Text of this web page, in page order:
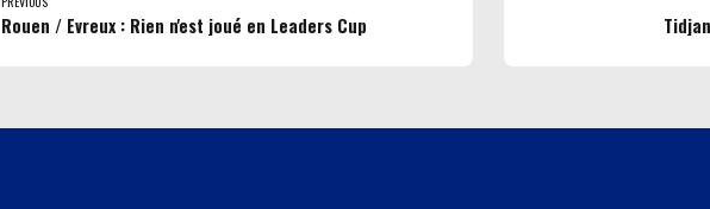
Rouen / Evreux : Rien n'est joué en Leaders Cup